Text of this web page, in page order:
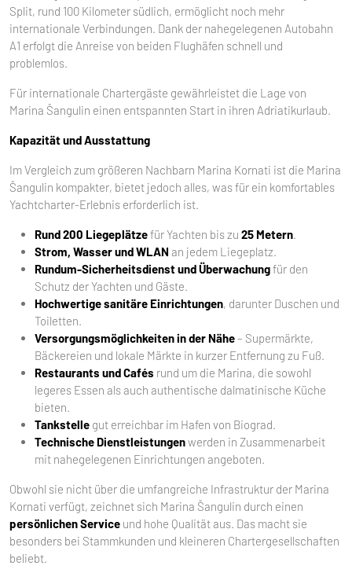
Split, rund 100 Kilometer südlich, ermöglicht noch mehr
internationale Verbindungen. Dank der nahegelegenen Autobahn
A1 erfolgt die Anreise von beiden Flughäfen schnell und
problemlos.
Für internationale Chartergäste gewährleistet die Lage von
Marina Šangulin einen entspannten Start in ihren Adriatikurlaub.
Kapazität und Ausstattung
Im Vergleich zum größeren Nachbarn Marina Kornati ist die Marina
Šangulin kompakter, bietet jedoch alles, was für ein komfortables
Yachtcharter-Erlebnis erforderlich ist.
Rund 200 Liegeplätzefür Yachten bis zu 25 Metern.
Strom, Wasser und WLAN an jedem Liegeplatz.
Rundum-Sicherheitsdienst und Überwachungfür den
Schutz der Yachten und Gäste.
Hochwertige sanitäre Einrichtungen, darunter Duschen und
Toiletten.
Versorgungsmöglichkeiten in der Nähe– Supermärkte,
Bäckereien und lokale Märkte in kurzer Entfernung zu Fuß.
Restaurants und Cafés rund um die Marina, die sowohl
legeres Essen als auch authentische dalmatinische Küche
bieten.
Tankstelle gut erreichbar im Hafen von Biograd.
Technische Dienstleistungenwerden in Zusammenarbeit
mit nahegelegenen Einrichtungen angeboten.
Obwohl sie nicht über die umfangreiche Infrastruktur der Marina
Kornati verfügt, zeichnet sich Marina Šangulin durch einen
persönlichen Service und hohe Qualität aus. Das macht sie
besonders bei Stammkunden und kleineren Chartergesellschaften
beliebt.